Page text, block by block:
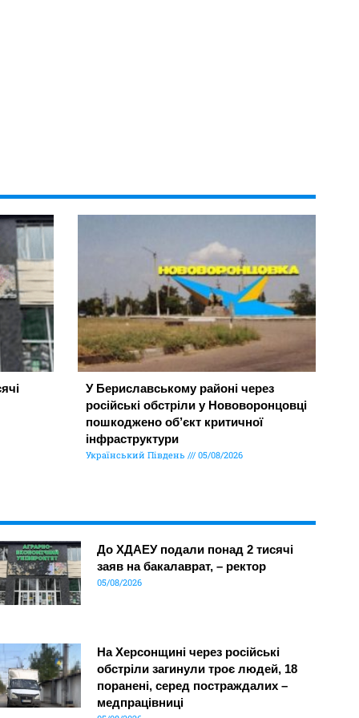
У Бериславському районі через
російські обстріли у Нововоронцовці
пошкоджено об’єкт критичної
інфраструктури
Український Південь 05/08/2026
До ХДАЕУ подали понад 2 тисячі
заяв на бакалаврат, – ректор
05/08/2026
На Херсонщині через російські
обстріли загинули троє людей, 18
поранені, серед постраждалих –
медпрацівниці